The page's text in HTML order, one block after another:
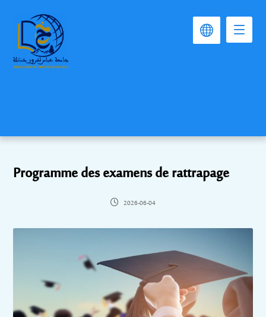
Programme des examens de rattrapage
2026-06-04